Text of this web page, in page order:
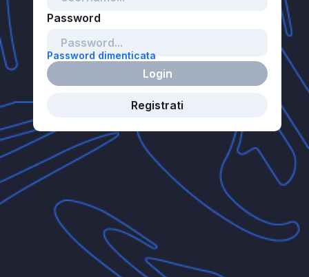
Password dimenticata
Login
Registrati